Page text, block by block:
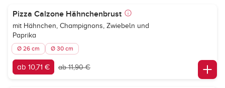
Pizza Calzone Hähnchenbrust
mit Hähnchen, Champignons, Zwiebeln und
Paprika
Ø 26 cm Ø 30 cm
ab 10,71 € ab 11,90 €